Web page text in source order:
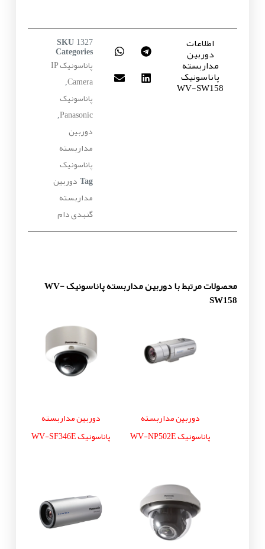
اطلاعات
دوربین
مداربسته
پاناسونیک
WV-SW158
SKU 1327
Categories
پاناسونیک IP
Camera
,
پاناسونیک
Panasonic
,
دوربین
مداربسته
پاناسونیک
Tag دوربین
مداربسته
گنبدی دام
محصولات مرتبط با دوربین مداربسته پاناسونیک WV-
SW158
دوربین مداربسته
پاناسونیک WV-NP502E
دوربین مداربسته
پاناسونیک WV-SF346E